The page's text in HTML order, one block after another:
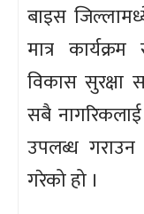
बाइस
मात्र
विकास
सबै
उपलब्ध
गरेको हो ।